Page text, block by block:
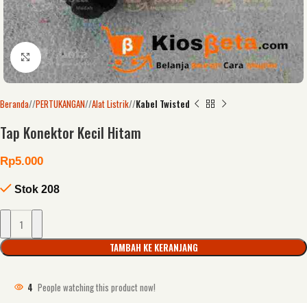
Click to enlarge
Beranda/ PERTUKANGAN/ Alat Listrik/ Kabel Twisted
Tap Konektor Kecil Hitam
Rp5.000
Stok 208
TAMBAH KE KERANJANG
4 People watching this product now!